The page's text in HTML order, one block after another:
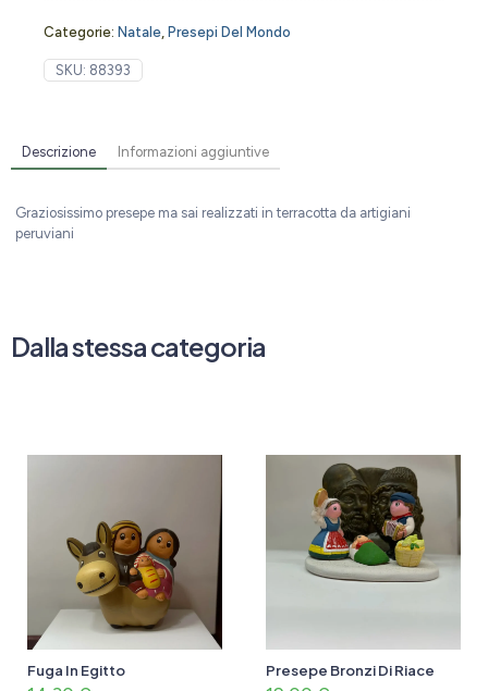
Categorie: Natale, Presepi Del Mondo
SKU: 88393
Descrizione Informazioni aggiuntive
Graziosissimo presepe ma sai realizzati in terracotta da artigiani
peruviani
Dalla stessa categoria
Fuga In Egitto Presepe Bronzi Di Riace